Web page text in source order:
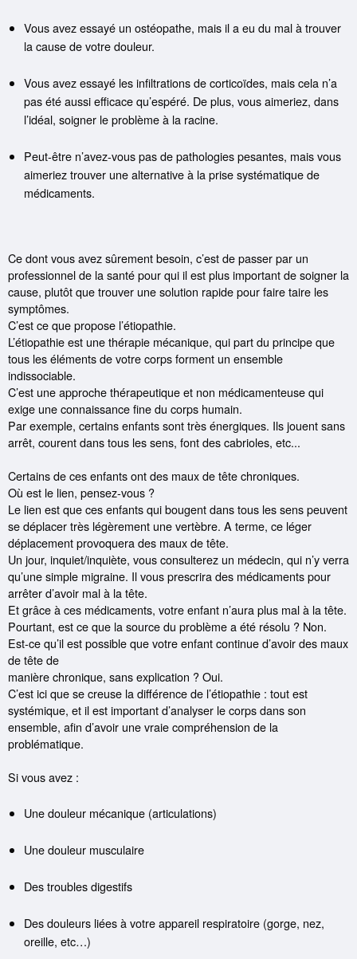
Vous avez essayé un ostéopathe, mais il a eu du mal à trouver
la cause de votre douleur.
Vous avez essayé les infiltrations de corticoïdes, mais cela n’a
pas été aussi efficace qu’espéré. De plus, vous aimeriez, dans
l’idéal, soigner le problème à la racine.
Peut-être n’avez-vous pas de pathologies pesantes, mais vous
aimeriez trouver une alternative à la prise systématique de
médicaments.
Ce dont vous avez sûrement besoin, c’est de passer par un
professionnel de la santé pour qui il est plus important de soigner la
cause, plutôt que trouver une solution rapide pour faire taire les
symptômes.
C’est ce que propose l’étiopathie.
L’étiopathie est une thérapie mécanique, qui part du principe que
tous les éléments de votre corps forment un ensemble
indissociable.
C’est une approche thérapeutique et non médicamenteuse qui
exige une connaissance fine du corps humain.
Par exemple, certains enfants sont très énergiques. Ils jouent sans
arrêt, courent dans tous les sens, font des cabrioles, etc...
Certains de ces enfants ont des maux de tête chroniques.
Où est le lien, pensez-vous ?
Le lien est que ces enfants qui bougent dans tous les sens peuvent
se déplacer très légèrement une vertèbre. A terme, ce léger
déplacement provoquera des maux de tête.
Un jour, inquiet/inquiète, vous consulterez un médecin, qui n’y verra
qu’une simple migraine. Il vous prescrira des médicaments pour
arrêter d’avoir mal à la tête.
Et grâce à ces médicaments, votre enfant n’aura plus mal à la tête.
Pourtant, est ce que la source du problème a été résolu ? Non.
Est-ce qu’il est possible que votre enfant continue d’avoir des maux
de tête de
manière chronique, sans explication ? Oui.
C’est ici que se creuse la différence de l’étiopathie : tout est
systémique, et il est important d’analyser le corps dans son
ensemble, afin d’avoir une vraie compréhension de la
problématique.
Si vous avez :
Une douleur mécanique (articulations)
Une douleur musculaire
Des troubles digestifs
Des douleurs liées à votre appareil respiratoire (gorge, nez,
oreille, etc…)